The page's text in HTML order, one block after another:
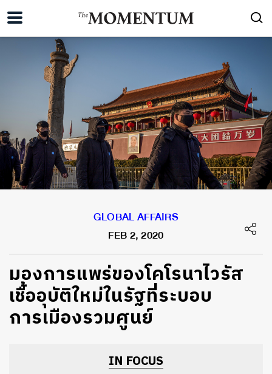
GLOBAL AFFAIRS
FEB 2, 2020
มองการแพร่ของโคโรนาไวรัส
เชื้ออุบัติใหม่ในรัฐที่ระบอบ
การเมืองรวมศูนย์
IN FOCUS